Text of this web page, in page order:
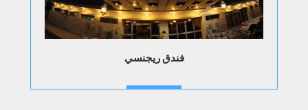
فندق ريجنسي